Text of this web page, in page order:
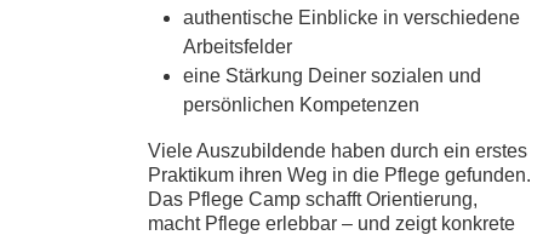
authentische Einblicke in verschiedene
Arbeitsfelder
eine Stärkung Deiner sozialen und
persönlichen Kompetenzen
Viele Auszubildende haben durch ein erstes
Praktikum ihren Weg in die Pflege gefunden.
Das Pflege Camp schafft Orientierung,
macht Pflege erlebbar – und zeigt konkrete